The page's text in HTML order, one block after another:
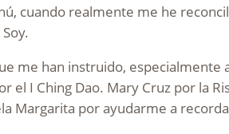
cuando realmente me he
me han instruido,
el I Ching Dao. Mary Cruz por la
Margarita por ayudarme a